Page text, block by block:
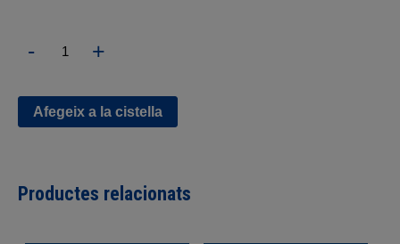
-
de
xoc
i
+
Afegeix a la cistella
Productes relacionats